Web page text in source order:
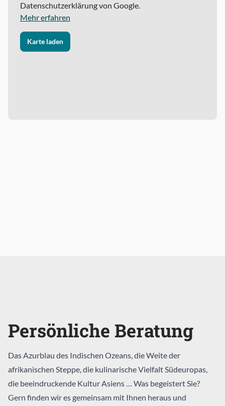
Datenschutzerklärung von Google.
Mehr erfahren
Karte laden
Persönliche Beratung
Das Azurblau des Indischen Ozeans, die Weite der
afrikanischen Steppe, die kulinarische Vielfalt Südeuropas,
die beeindruckende Kultur Asiens … Was begeistert Sie?
Gern finden wir es gemeinsam mit Ihnen heraus und